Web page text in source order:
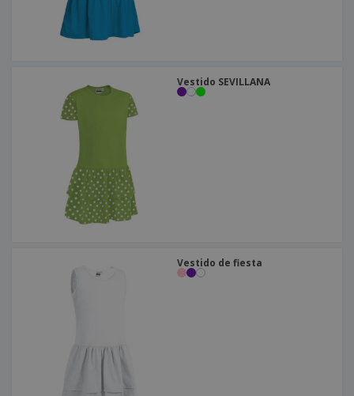
Vestido SEVILLANA
Vestido de fiesta